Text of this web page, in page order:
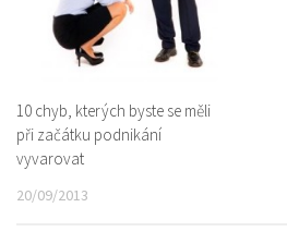
10 chyb, kterých byste se měli
při začátku podnikání
vyvarovat
20/09/2013